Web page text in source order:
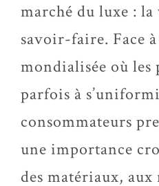
marché du luxe :
savoir-faire. Face
mondialisée où
parfois à
consommateurs
une importance
des matériaux, aux